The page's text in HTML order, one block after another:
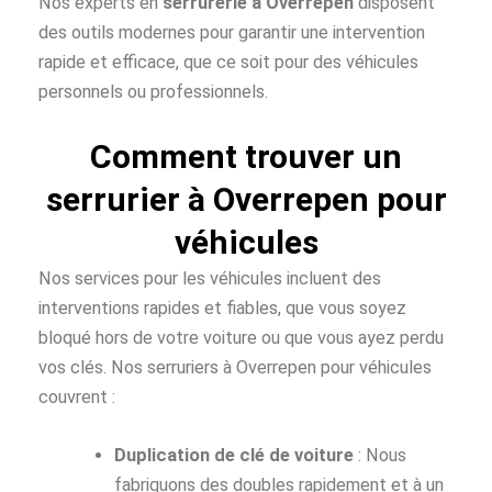
des outils modernes pour garantir une intervention
rapide et efficace, que ce soit pour des véhicules
personnels ou professionnels.
Comment trouver un
serrurier à Overrepen pour
véhicules
Nos services pour les véhicules incluent des
interventions rapides et fiables, que vous soyez
bloqué hors de votre voiture ou que vous ayez perdu
vos clés. Nos serruriers à Overrepen pour véhicules
couvrent :
Duplication de clé de voiture : Nous
fabriquons des doubles rapidement et à un